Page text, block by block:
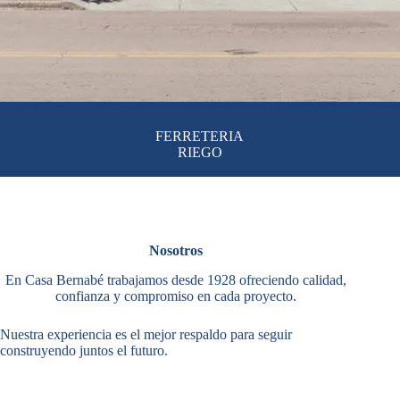
FERRETERIA
RIEGO
Nosotros
En Casa Bernabé trabajamos desde 1928 ofreciendo calidad,
confianza y compromiso en cada proyecto.
Nuestra experiencia es el mejor respaldo para seguir
construyendo juntos el futuro.